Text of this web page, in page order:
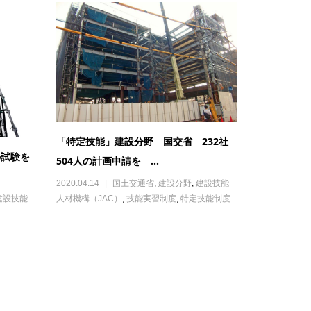
験を
設技能
「特定技能」建設分野 国交省 232社
504人の計画申請を ...
2020.04.14 国土交通省, 建設分野, 建設技能
人材機構（JAC） , 技能実習制度, 特定技能制度